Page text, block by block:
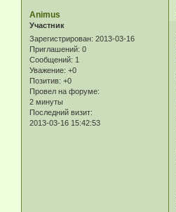
Animus
Участник
Зарегистрирован: 2013-03-16
Приглашений: 0
Сообщений: 1
Уважение: +0
Позитив: +0
Провел на форуме:
2 минуты
Последний визит:
2013-03-16 15:42:53